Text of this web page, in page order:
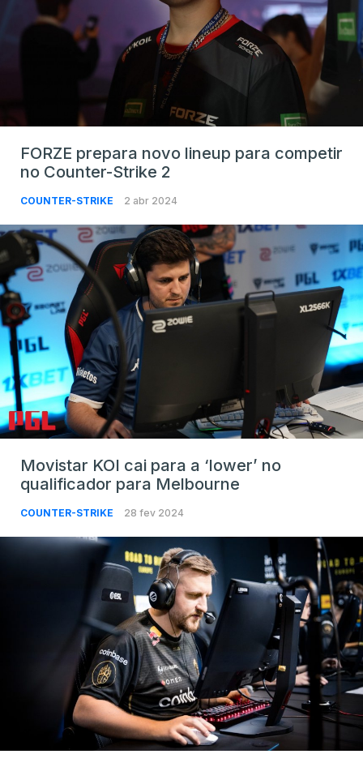
FORZE prepara novo lineup para competir
no Counter-Strike 2
COUNTER-STRIKE 2 abr 2024
Movistar KOI cai para a ‘lower’ no
qualificador para Melbourne
COUNTER-STRIKE 28 fev 2024